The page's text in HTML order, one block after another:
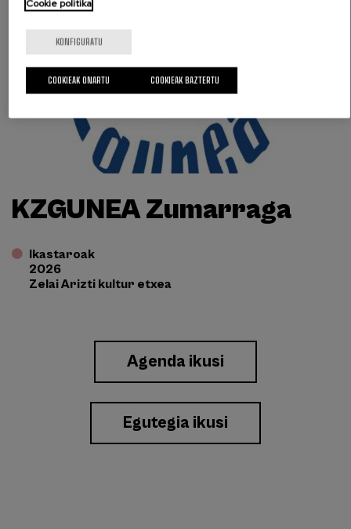
KZGUNEA Zumarraga
Ikastaroak
2026
Zelai Arizti kultur etxea
Agenda ikusi
Egutegia ikusi
Cookie politika
KONFIGURATU
COOKIEAK BAZTERTU
COOKIEAK ONARTU